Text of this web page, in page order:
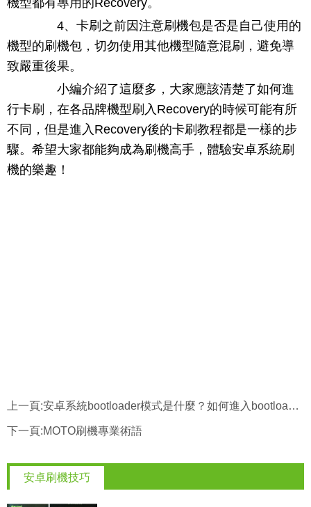
機型都有專用的Recovery。
4、卡刷之前因注意刷機包是否是自己使用的
機型的刷機包，切勿使用其他機型隨意混刷，避免導
致嚴重後果。
小編介紹了這麼多，大家應該清楚了如何進
行卡刷，在各品牌機型刷入Recovery的時候可能有所
不同，但是進入Recovery後的卡刷教程都是一樣的步
驟。希望大家都能夠成為刷機高手，體驗安卓系統刷
機的樂趣！
上一頁:安卓系統bootloader模式是什麼？如何進入bootloader模式
下一頁:MOTO刷機專業術語
安卓刷機技巧